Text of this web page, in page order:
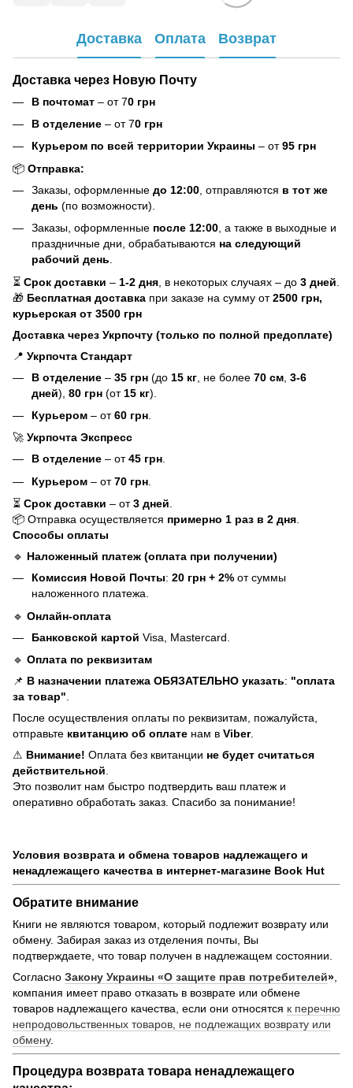
Доставка Оплата Возврат
Доставка через Новую Почту
В почтомат – от 70 грн
В отделение – от 70 грн
Курьером по всей территории Украины – от95 грн
📦 Отправка:
Заказы, оформленные до 12:00 , отправляются в тот же
день (по возможности).
Заказы, оформленные после 12:00 , а также в выходные и
праздничные дни, обрабатываются на следующий
рабочий день
⏳ Срок доставки – 1-2 дня , в некоторых случаях – до 3 дней
🎁 Бесплатная доставка при заказе на сумму от2500 грн,
курьерская от 3500 грн
Доставка через Укрпочту (только по полной предоплате)
📍 Укрпочта Стандарт
В отделение – 35 грн (до 15 кг , не более 70 см 3-6
дней), 80 грн (от 15 кг).
Курьером – от60 грн
🚀 Укрпочта Экспресс
В отделение – от45 грн.
Курьером – от70 грн
⏳ Срок доставки – от3 дней
📦 Отправка осуществляется примерно 1 раз в 2 дня
Способы оплаты
🔹 Наложенный платеж (оплата при получении)
Комиссия Новой Почты: 20 грн + 2% от суммы
наложенного платежа.
🔹 Онлайн-оплата
Банковской картой Visa, Mastercard.
🔹 Оплата по реквизитам
📌 В назначении платежа ОБЯЗАТЕЛЬНО указать: "оплата
за товар"
После осуществления оплаты по реквизитам, пожалуйста,
отправьте квитанцию об оплате нам в Viber.
⚠ Внимание! Оплата без квитанции не будет считаться
действительной
Это позволит нам быстро подтвердить ваш платеж и
оперативно обработать заказ. Спасибо за понимание!
Условия возврата и обмена товаров надлежащего и
ненадлежащего качества в интернет-магазине Book Hut
Обратите внимание
Книги не являются товаром, который подлежит возврату или
обмену. Забирая заказ из отделения почты, Вы
подтверждаете, что товар получен в надлежащем состоянии.
Согласно Закону Украины «О защите прав потребителей»
компания имеет право отказать в возврате или обмене
товаров надлежащего качества, если они относятся к перечню
непродовольственных товаров, не подлежащих возврату или
обмену.
Процедура возврата товара ненадлежащего